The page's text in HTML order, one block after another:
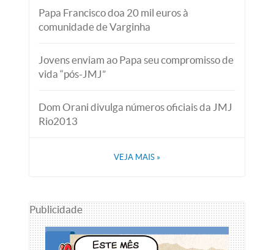
Papa Francisco doa 20 mil euros à
comunidade de Varginha
Jovens enviam ao Papa seu compromisso de
vida “pós-JMJ”
Dom Orani divulga números oficiais da JMJ
Rio2013
VEJA MAIS »
Publicidade